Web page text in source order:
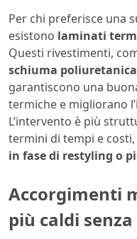
Per chi preferisce una
esistono laminati
Questi rivestimenti,
schiuma
garantiscono una
termiche e migliorano
L’intervento è più
termini di tempi e
in fase di restyling o
Accorgimenti
più caldi